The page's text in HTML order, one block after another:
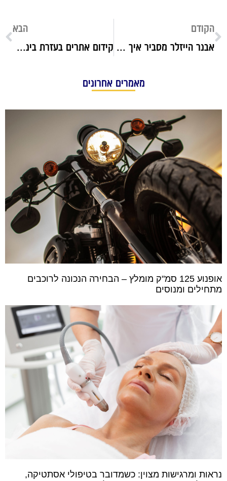
הקודם
אבנר הייזלר מסביר איך לממש זכויות בביטוח לאומי
הבא
קידום אתרים בעזרת בינה מלאכותית: כלים, אסטרטגיות וטיפים מעשיים
מאמרים אחרונים
אופנוע 125 סמ"ק מומלץ – הבחירה הנכונה לרוכבים
מתחילים ומנוסים
נראות ומרגישות מצוין: כשמדובר בטיפולי אסתטיקה,